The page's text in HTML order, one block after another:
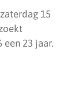
15
23 jaar.